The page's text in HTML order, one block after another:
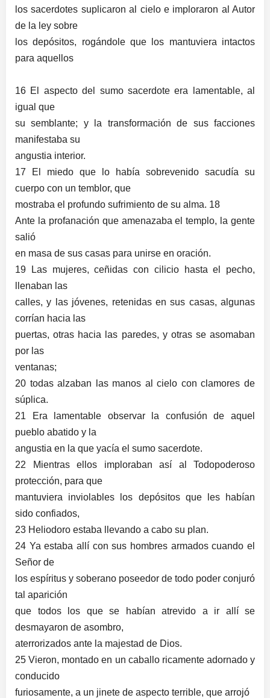
los sacerdotes suplicaron al cielo e imploraron al Autor
de la ley sobre
los depósitos, rogándole que los mantuviera intactos
para aquellos
16 El aspecto del sumo sacerdote era lamentable, al
igual que
su semblante; y la transformación de sus facciones
manifestaba su
angustia interior.
17 El miedo que lo había sobrevenido sacudía su
cuerpo con un temblor, que
mostraba el profundo sufrimiento de su alma. 18
Ante la profanación que amenazaba el templo, la gente
salió
en masa de sus casas para unirse en oración.
19 Las mujeres, ceñidas con cilicio hasta el pecho,
llenaban las
calles, y las jóvenes, retenidas en sus casas, algunas
corrían hacia las
puertas, otras hacia las paredes, y otras se asomaban
por las
ventanas;
20 todas alzaban las manos al cielo con clamores de
súplica.
21 Era lamentable observar la confusión de aquel
pueblo abatido y la
angustia en la que yacía el sumo sacerdote.
22 Mientras ellos imploraban así al Todopoderoso
protección, para que
mantuviera inviolables los depósitos que les habían
sido confiados,
23 Heliodoro estaba llevando a cabo su plan.
24 Ya estaba allí con sus hombres armados cuando el
Señor de
los espíritus y soberano poseedor de todo poder conjuró
tal aparición
que todos los que se habían atrevido a ir allí se
desmayaron de asombro,
aterrorizados ante la majestad de Dios.
25 Vieron, montado en un caballo ricamente adornado y
conducido
furiosamente, a un jinete de aspecto terrible, que arrojó